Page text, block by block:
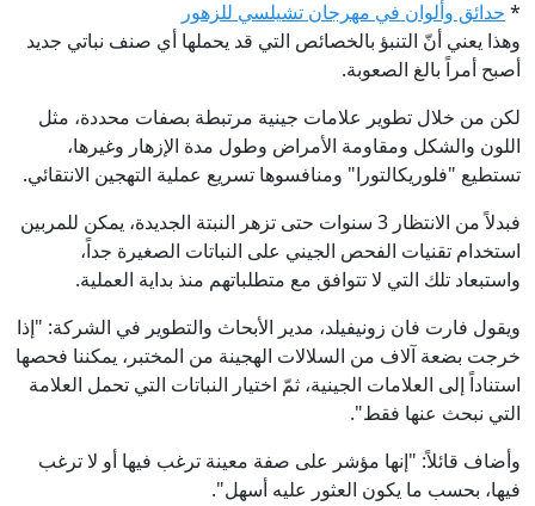
* حدائق وألوان في مهرجان تشيلسي للزهور
وهذا يعني أنّ التنبؤ بالخصائص التي قد يحملها أي صنف نباتي جديد
أصبح أمراً بالغ الصعوبة.
لكن من خلال تطوير علامات جينية مرتبطة بصفات محددة، مثل
اللون والشكل ومقاومة الأمراض وطول مدة الإزهار وغيرها،
تستطيع "فلوريكالتورا" ومنافسوها تسريع عملية التهجين الانتقائي.
فبدلاً من الانتظار 3 سنوات حتى تزهر النبتة الجديدة، يمكن للمربين
استخدام تقنيات الفحص الجيني على النباتات الصغيرة جداً،
واستبعاد تلك التي لا تتوافق مع متطلباتهم منذ بداية العملية.
ويقول فارت فان زونيفيلد، مدير الأبحاث والتطوير في الشركة: "إذا
خرجت بضعة آلاف من السلالات الهجينة من المختبر، يمكننا فحصها
استناداً إلى العلامات الجينية، ثمّ اختيار النباتات التي تحمل العلامة
التي نبحث عنها فقط".
وأضاف قائلاً: "إنها مؤشر على صفة معينة ترغب فيها أو لا ترغب
فيها، بحسب ما يكون العثور عليه أسهل".